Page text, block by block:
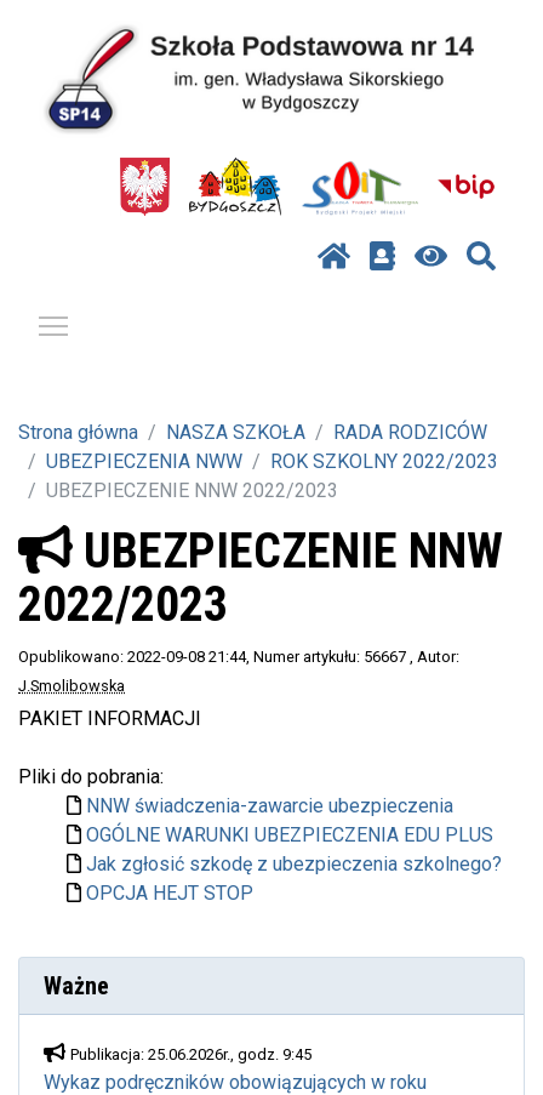
Strona główna NASZA SZKOŁA
RADA RODZICÓW
UBEZPIECZENIA NWW
ROK SZKOLNY 2022/2023
UBEZPIECZENIE NNW 2022/2023
UBEZPIECZENIE NNW
2022/2023
Opublikowano: 2022-09-08 21:44, Numer artykułu: 56667
, Autor:
J.Smolibowska
PAKIET INFORMACJI
Pliki do pobrania:
NNW świadczenia-zawarcie ubezpieczenia
OGÓLNE WARUNKI UBEZPIECZENIA EDU PLUS
Jak zgłosić szkodę z ubezpieczenia szkolnego?
OPCJA HEJT STOP
Ważne
Publikacja: 25.06.2026r., godz. 9:45
Wykaz podręczników obowiązujących w roku